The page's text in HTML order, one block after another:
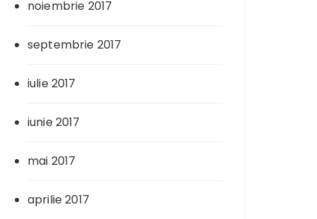
noiembrie 2017
septembrie 2017
iulie 2017
iunie 2017
mai 2017
aprilie 2017